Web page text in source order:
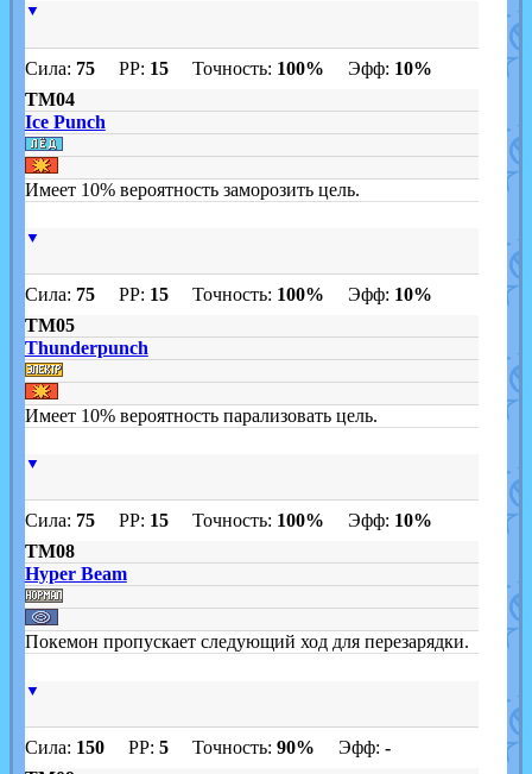
▼
Сила: 75PP: 15Точность: 100% Эфф: 10%
TM04
Ice Punch
Имеет 10% вероятность заморозить цель.
▼
Сила: 75PP: 15Точность: 100% Эфф: 10%
TM05
Thunderpunch
Имеет 10% вероятность парализовать цель.
▼
Сила: 75PP: 15Точность: 100% Эфф: 10%
TM08
Hyper Beam
Покемон пропускает следующий ход для перезарядки.
▼
Сила: 150PP: 5Точность: 90% Эфф: -